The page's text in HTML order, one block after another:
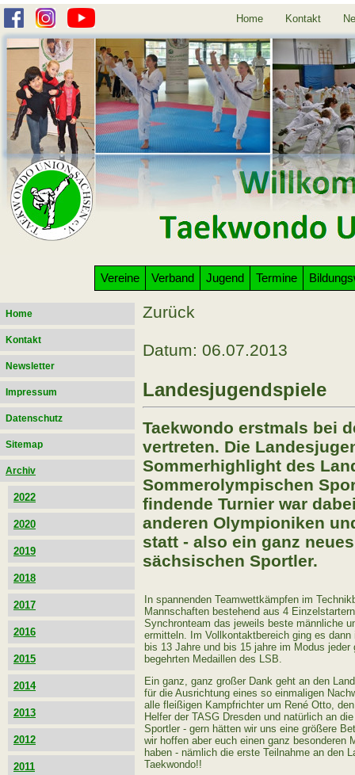
Home Kontakt
Vereine Verband Jugend Termine
Home
Kontakt
Newsletter
Impressum
Datenschutz
Sitemap
Archiv
2022
2020
2019
2018
2017
2016
2015
2014
2013
2012
2011
Zurück
Datum: 06.07.2013
Landesjugendspiele
Taekwondo erstmals bei
vertreten. Die
Sommerhighlight des
Sommerolympischen
findende Turnier war
anderen Olympioniken
statt - also ein ganz
sächsischen Sportler.
In spannenden Teamwettkämpfen im
Mannschaften bestehend aus 4
Synchronteam das jeweils beste männliche
ermitteln. Im Vollkontaktbereich ging es
bis 13 Jahre und bis 15 jahre im Modus jeder
begehrten Medaillen des LSB.
Ein ganz, ganz großer Dank geht an den
für die Ausrichtung eines so einmaligen
alle fleißigen Kampfrichter um René Otto,
Helfer der TASG Dresden und natürlich an
Sportler - gern hätten wir uns eine größere
wir hoffen aber euch einen ganz besonderen
haben - nämlich die erste Teilnahme an den
Taekwondo!!